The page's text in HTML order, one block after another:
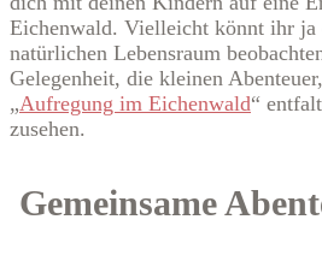
Eichenwald. Vielleicht könnt ihr ja
natürlichen Lebensraum
Gelegenheit, die kleinen
„Aufregung im Eichenwald“
zusehen.
Gemeinsame